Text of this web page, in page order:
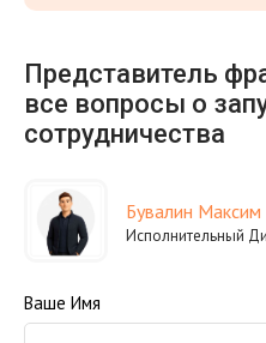
Представитель
все вопросы о
сотрудничества
Бувалин
Исполнительный
Ваше Имя